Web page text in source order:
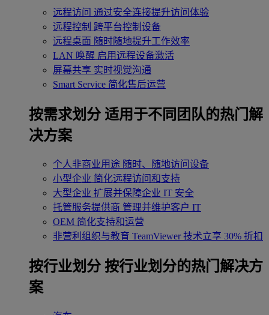
远程访问 通过安全连接提升访问体验
远程控制 跨平台控制设备
远程桌面 随时随地提升工作效率
LAN 唤醒 启用远程设备激活
屏幕共享 实时视觉沟通
Smart Service 简化售后运营
按需求划分 适用于不同团队的热门解
决方案
个人非商业用途 随时、随地访问设备
小型企业 简化远程访问和支持
大型企业 扩展并保障企业 IT 安全
托管服务提供商 管理并维护客户 IT
OEM 简化支持和运营
非营利组织与教育 TeamViewer 技术立享 30% 折扣
‌按行业划分 按行业划分的热门解决方
案